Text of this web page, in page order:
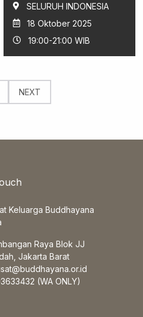
SELURUH INDONESIA
18 Oktober 2025
19:00-21:00 WIB
NEXT
Keluarga Buddhayana
Raya Blok JJ
Jakarta Barat
(WA ONLY)